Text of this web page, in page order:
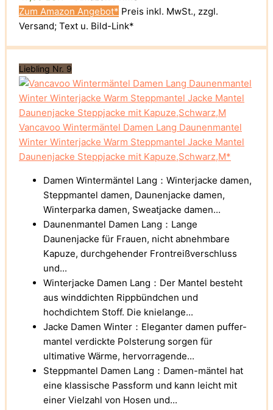
Zum Amazon Angebot* Preis inkl. MwSt., zzgl.
Versand; Text u. Bild-Link*
Liebling Nr. 9
Vancavoo Wintermäntel Damen Lang Daunenmantel
Winter Winterjacke Warm Steppmantel Jacke Mantel
Daunenjacke Steppjacke mit Kapuze,Schwarz,M*
Damen Wintermäntel Lang：Winterjacke damen,
Steppmantel damen, Daunenjacke damen,
Winterparka damen, Sweatjacke damen...
Daunenmantel Damen Lang：Lange
Daunenjacke für Frauen, nicht abnehmbare
Kapuze, durchgehender Frontreißverschluss
und...
Winterjacke Damen Lang：Der Mantel besteht
aus winddichten Rippbündchen und
hochdichtem Stoff. Die knielange...
Jacke Damen Winter：Eleganter damen puffer-
mantel verdickte Polsterung sorgen für
ultimative Wärme, hervorragende...
Steppmantel Damen Lang：Damen-mäntel hat
eine klassische Passform und kann leicht mit
einer Vielzahl von Hosen und...